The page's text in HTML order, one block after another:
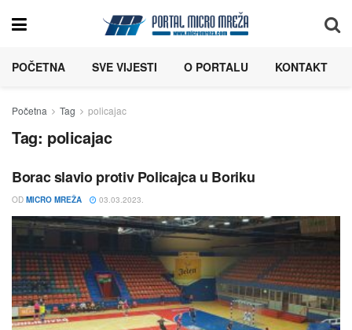
POČETNA SVE VIJESTI O PORTALU KONTAKT
Početna Tag policajac
Tag: policajac
Borac slavio protiv Policajca u Boriku
OD MICRO MREŽA 03.03.2023.